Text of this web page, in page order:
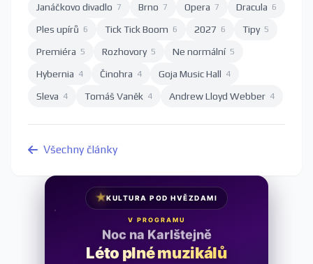
Janáčkovo divadlo 7 Brno 7 Opera 7 Dracula 6
Ples upírů 6 Tick Tick Boom 6 2027 6 Tipy 5
Premiéra 5 Rozhovory 5 Ne normální 5
Hybernia 4 Činohra 4 Goja Music Hall 4
Sleva 4 Tomáš Vaněk 4 Andrew Lloyd Webber 4
Všechny články
★KULTURA POD HVĚZDAMI
V PROGRAMU
Noc na Karlštejně
Léto plné muzikálů